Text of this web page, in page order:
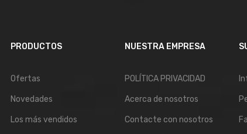
PRODUCTOS
Ofertas
Novedades
Los más vendidos
NUESTRA EMPRESA
POLÍTICA PRIVACIDAD
Acerca de nosotros
Contacte con nosotros